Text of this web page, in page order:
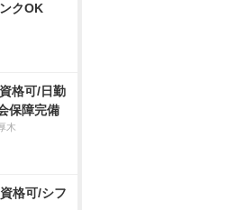
クOK
格可/日勤
保障完備
木
格可/シフ